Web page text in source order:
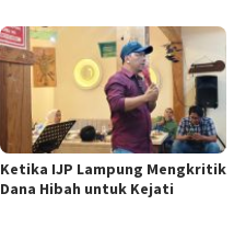
Ketika IJP Lampung Mengkritik
Dana Hibah untuk Kejati